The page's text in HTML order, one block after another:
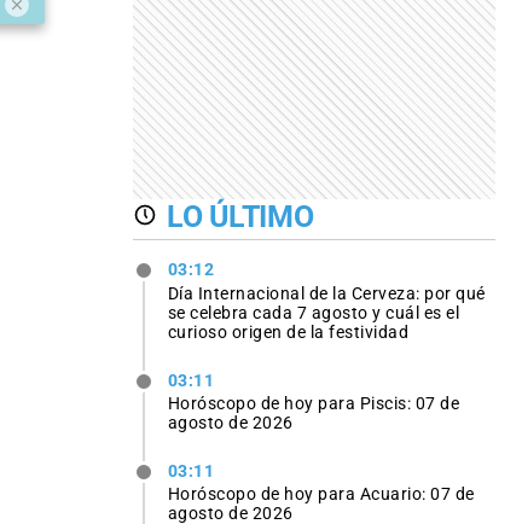
LO ÚLTIMO
03:12
Día Internacional de la Cerveza: por qué
se celebra cada 7 agosto y cuál es el
curioso origen de la festividad
03:11
Horóscopo de hoy para Piscis: 07 de
agosto de 2026
03:11
Horóscopo de hoy para Acuario: 07 de
agosto de 2026